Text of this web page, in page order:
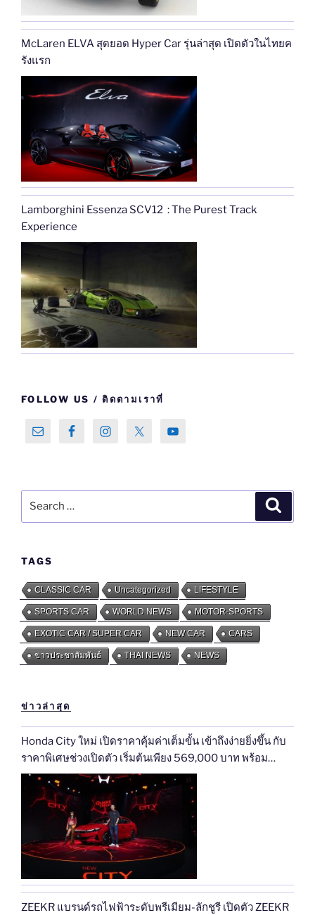
McLaren ELVA สุดยอด Hyper Car รุ่นล่าสุด เปิดตัวในไทยค
รังแรก
Lamborghini Essenza SCV12 : The Purest Track
Experience
FOLLOW US / ติดตามเราที่
TAGS
CLASSIC CAR Uncategorized LIFESTYLE
SPORTS CAR WORLD NEWS MOTOR-SPORTS
EXOTIC CAR / SUPER CAR NEW CAR CARS
ข่าวประชาสัมพันธ์ THAI NEWS NEWS
ข่าวล่าสุด
Honda City ใหม่ เปิดราคาคุ้มค่าเต็มขั้น เข้าถึงง่ายยิ่งขึ้น กับ
ราคาพิเศษช่วงเปิดตัว เริ่มต้นเพียง 569,000 บาท พร้อม
แนะนำรุ่นเริ่มต้นไฮบริดใหม่ e:HEV V เพียง 619,000 บาท ถึง
30 ก.ย. นี้ สัมผัสการคัมแบ็กครั้งใหญ่ที่ ‘สั่นทุกสตรีท’ ได้แล้ว
วันนี้ทั่วประเทศ
ZEEKR แบรนด์รถไฟฟ้าระดับพรีเมียม-ลักชูรี เปิดตัว ZEEKR